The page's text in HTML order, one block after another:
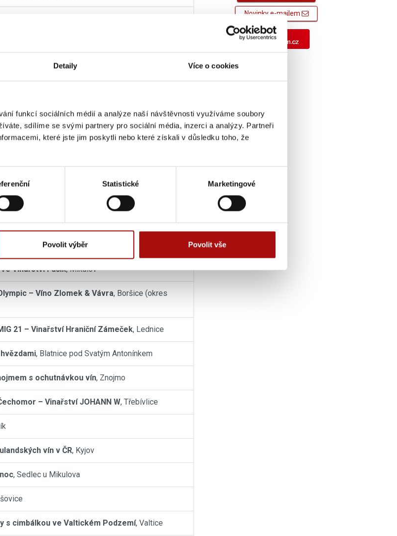
Detaily Více o cookies
funkcí sociálních médií a analýze naší návštěvnosti využíváme soubory
sdílíme se svými partnery pro sociální média, inzerci a analýzy. Partneři
které jste jim poskytli nebo které získali v důsledku toho, že
Statistické Marketingové
Povolit výběr Povolit vše
– Teri Štěpánová, Dolní Dunajovice
Vaďura, Polešovice
vína 2026, Poděbrady
vín pod širým nebem, Mikulov
vína 2026, Poděbrady
Fučík , Mikulov
Vinařství Fučík, Mikulov
– Víno Zlomek & Vávra, Boršice (okres
21 – Vinařství Hraniční Zámeček, Lednice
, Blatnice pod Svatým Antonínkem
s ochutnávkou vín, Znojmo
– Vinařství JOHANN W, Třebívlice
vín v ČR, Kyjov
, Sedlec u Mikulova
s cimbálkou ve Valtickém Podzemí, Valtice
Novinky e-mailem